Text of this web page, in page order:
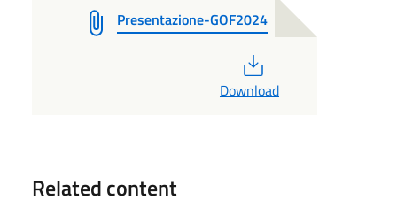
Presentazione-GOF2024
Download
Related content